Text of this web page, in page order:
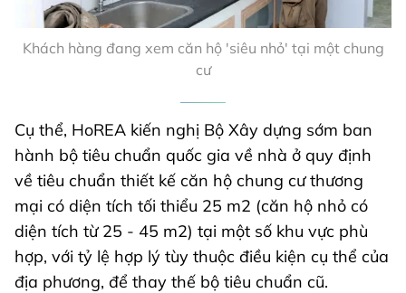
Khách hàng đang xem căn hộ 'siêu nhỏ' tại một chung
cư
Cụ thể, HoREA kiến nghị Bộ Xây dựng sớm ban
hành bộ tiêu chuẩn quốc gia về nhà ở quy định
về tiêu chuẩn thiết kế căn hộ chung cư thương
mại có diện tích tối thiểu 25 m2 (căn hộ nhỏ có
diện tích từ 25 - 45 m2) tại một số khu vực phù
hợp, với tỷ lệ hợp lý tùy thuộc điều kiện cụ thể của
địa phương, để thay thế bộ tiêu chuẩn cũ.